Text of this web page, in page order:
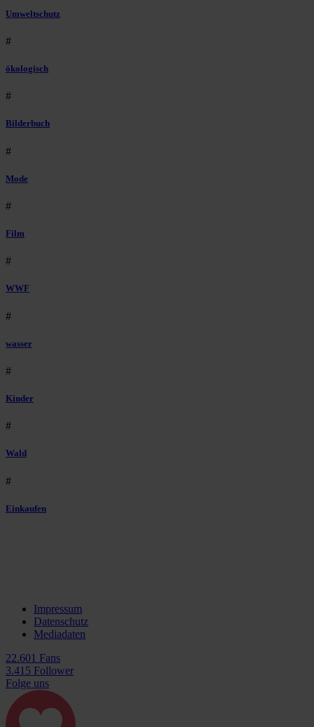
Umweltschutz
#
ökologisch
#
Bilderbuch
#
Mode
#
Film
#
WWF
#
wasser
#
Kinder
#
Wald
#
Einkaufen
Impressum
Datenschutz
Mediadaten
22.601 Fans
3.415 Follower
Folge uns